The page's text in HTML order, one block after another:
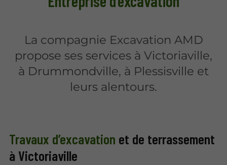
La compagnie Excavation AMD
propose ses services à Victoriaville,
à Drummondville, à Plessisville et
leurs alentours.
Travaux d’excavation et de terrassement
à Victoriaville